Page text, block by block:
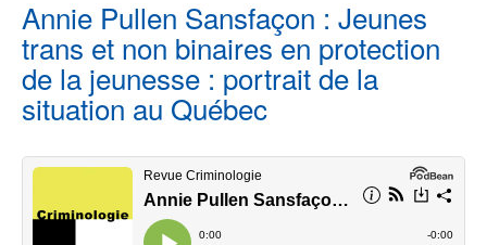
Annie Pullen Sansfaçon : Jeunes
trans et non binaires en protection
de la jeunesse : portrait de la
situation au Québec